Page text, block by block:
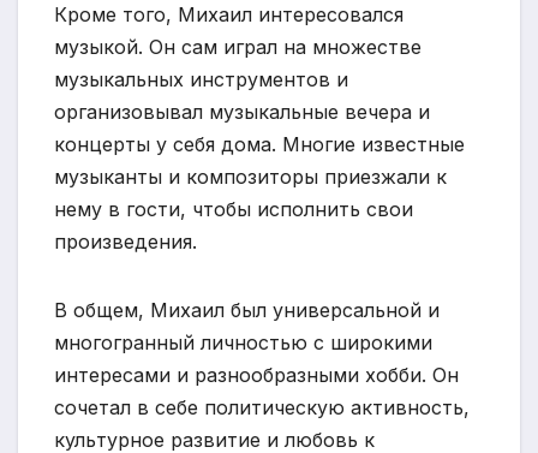
Кроме того, Михаил интересовался
музыкой. Он сам играл на множестве
музыкальных инструментов и
организовывал музыкальные вечера и
концерты у себя дома. Многие известные
музыканты и композиторы приезжали к
нему в гости, чтобы исполнить свои
произведения.
В общем, Михаил был универсальной и
многогранный личностью с широкими
интересами и разнообразными хобби. Он
сочетал в себе политическую активность,
культурное развитие и любовь к